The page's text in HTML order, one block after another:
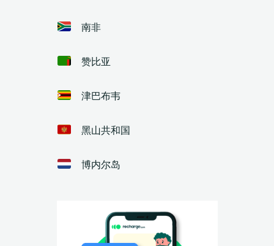
南非
赞比亚
津巴布韦
黑山共和国
博内尔岛